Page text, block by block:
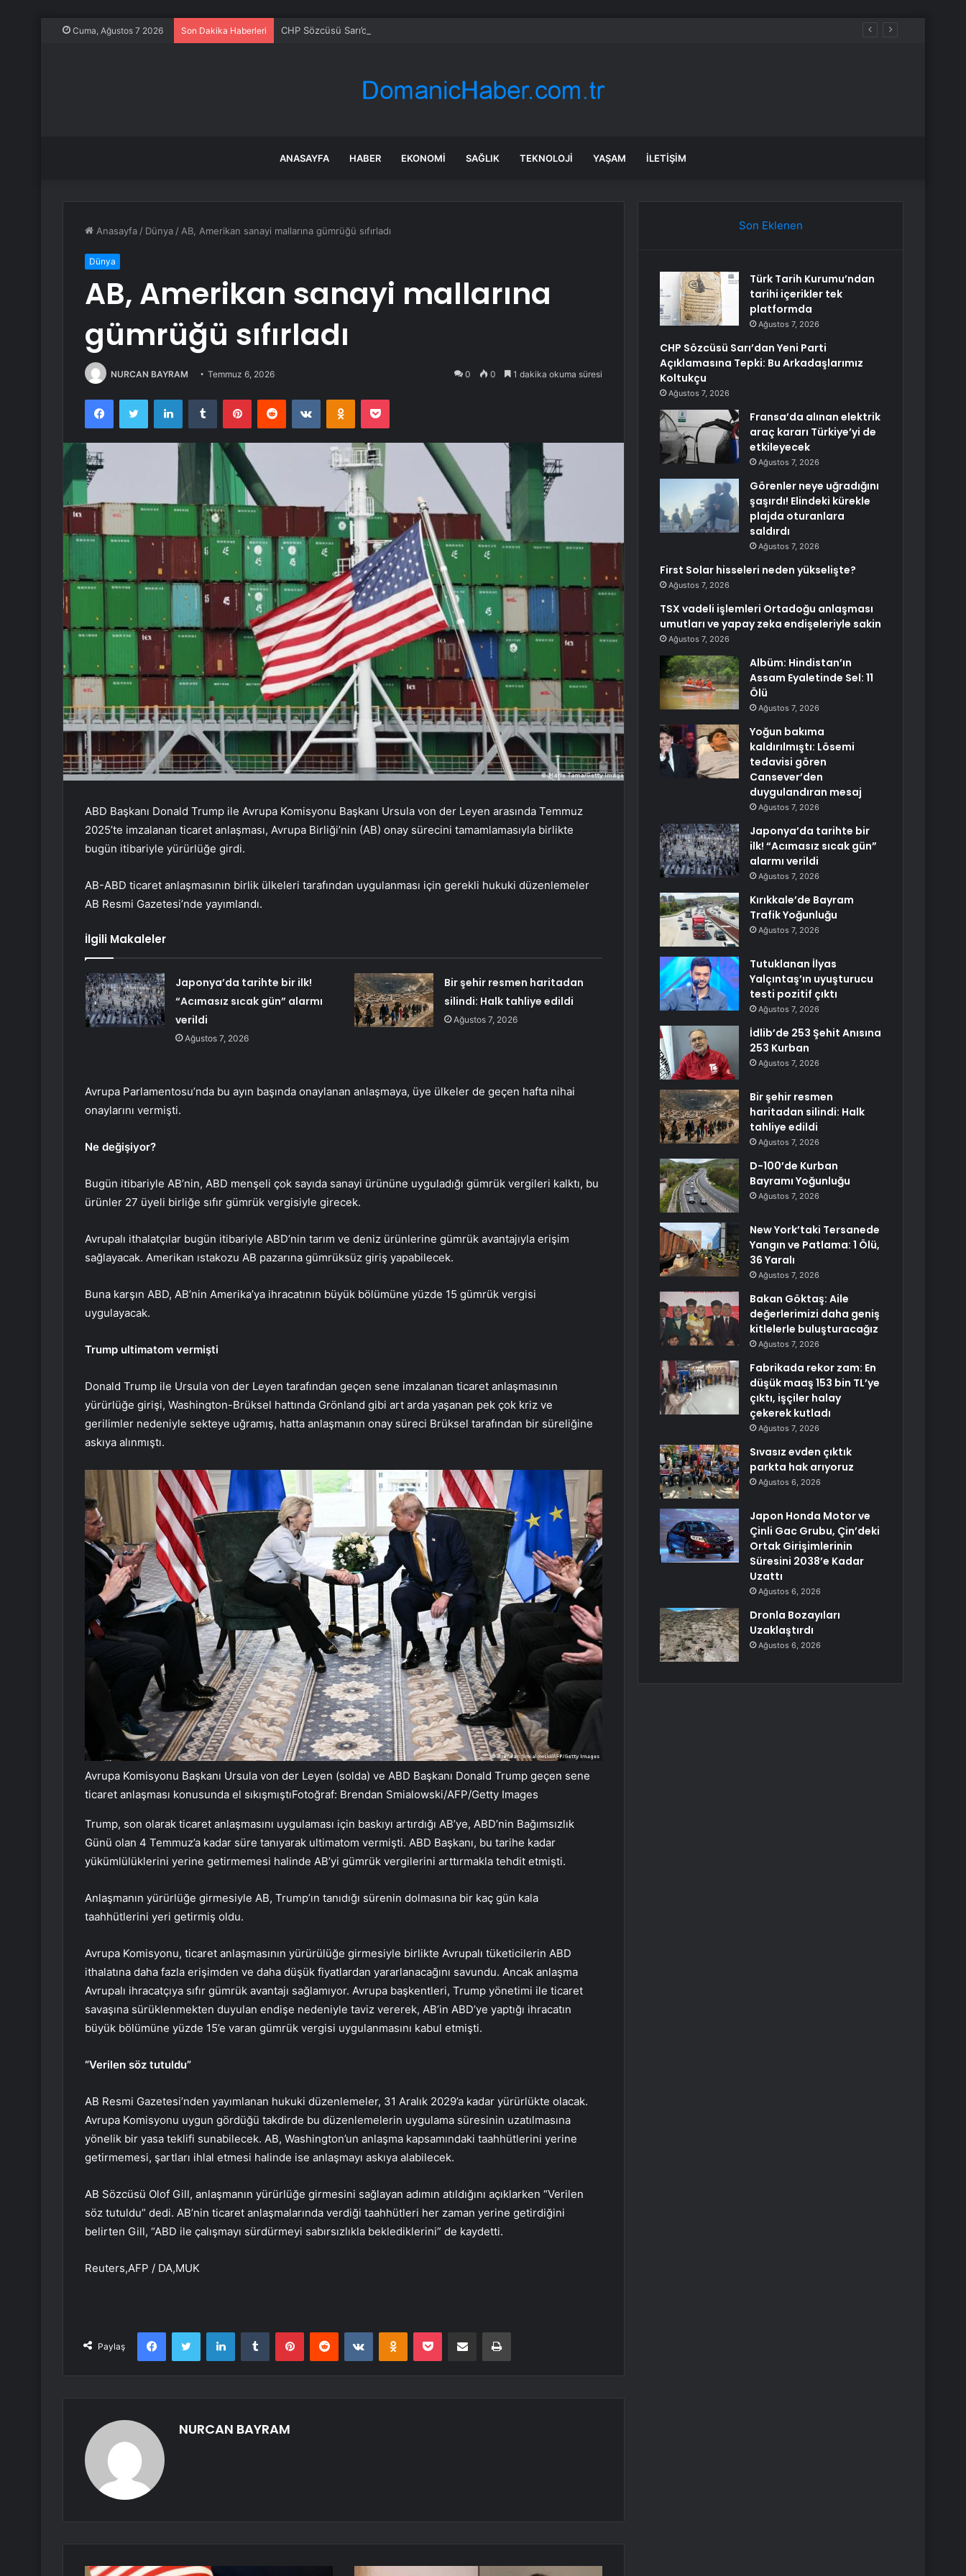
Cuma, Ağustos 7 2026 Son Dakika Haberleri CHP Sözcüsü Sarı’dan Yeni Parti Açıklamasına Tepki: Bu Arkadaşlarımız Koltukçu
ANASAYFA HABER EKONOMI SAĞLIK TEKNOLOJI YAŞAM İLETIŞIM
Anasayfa / Dünya / AB, Amerikan sanayi mallarına gümrüğü sıfırladı
Dünya
AB, Amerikan sanayi mallarına
gümrüğü sıfırladı
NURCAN BAYRAM Temmuz 6, 2026 0 0 1 dakika okuma süresi
FacebookTwitter LinkedInTumblr PinterestReddit VKontakteOdnoklassniki
Pocket
ABD Başkanı Donald Trump ile Avrupa Komisyonu Başkanı Ursula von der Leyen arasında Temmuz
2025’te imzalanan ticaret anlaşması, Avrupa Birliği’nin (AB) onay sürecini tamamlamasıyla birlikte
bugün itibariyle yürürlüğe girdi.
AB-ABD ticaret anlaşmasının birlik ülkeleri tarafından uygulanması için gerekli hukuki düzenlemeler
AB Resmi Gazetesi’nde yayımlandı.
İlgili Makaleler
Japonya’da tarihte bir ilk!
“Acımasız sıcak gün” alarmı
verildi
Ağustos 7, 2026
Bir şehir resmen haritadan
silindi: Halk tahliye edildi
Ağustos 7, 2026
Avrupa Parlamentosu’nda bu ayın başında onaylanan anlaşmaya, üye ülkeler de geçen hafta nihai
onaylarını vermişti.
Ne değişiyor?
Bugün itibariyle AB’nin, ABD menşeli çok sayıda sanayi ürününe uyguladığı gümrük vergileri kalktı, bu
ürünler 27 üyeli birliğe sıfır gümrük vergisiyle girecek.
Avrupalı ithalatçılar bugün itibariyle ABD’nin tarım ve deniz ürünlerine gümrük avantajıyla erişim
sağlayacak. Amerikan ıstakozu AB pazarına gümrüksüz giriş yapabilecek.
Buna karşın ABD, AB’nin Amerika’ya ihracatının büyük bölümüne yüzde 15 gümrük vergisi
uygulayacak.
Trump ultimatom vermişti
Donald Trump ile Ursula von der Leyen tarafından geçen sene imzalanan ticaret anlaşmasının
yürürlüğe girişi, Washington-Brüksel hattında Grönland gibi art arda yaşanan pek çok kriz ve
gerilimler nedeniyle sekteye uğramış, hatta anlaşmanın onay süreci Brüksel tarafından bir süreliğine
askıya alınmıştı.
Avrupa Komisyonu Başkanı Ursula von der Leyen (solda) ve ABD Başkanı Donald Trump geçen sene
ticaret anlaşması konusunda el sıkışmıştıFotoğraf: Brendan Smialowski/AFP/Getty Images
Trump, son olarak ticaret anlaşmasını uygulaması için baskıyı artırdığı AB’ye, ABD’nin Bağımsızlık
Günü olan 4 Temmuz’a kadar süre tanıyarak ultimatom vermişti. ABD Başkanı, bu tarihe kadar
yükümlülüklerini yerine getirmemesi halinde AB’yi gümrük vergilerini arttırmakla tehdit etmişti.
Anlaşmanın yürürlüğe girmesiyle AB, Trump’ın tanıdığı sürenin dolmasına bir kaç gün kala
taahhütlerini yeri getirmiş oldu.
Avrupa Komisyonu, ticaret anlaşmasının yürürülüğe girmesiyle birlikte Avrupalı tüketicilerin ABD
ithalatına daha fazla erişimden ve daha düşük fiyatlardan yararlanacağını savundu. Ancak anlaşma
Avrupalı ihracatçıya sıfır gümrük avantajı sağlamıyor. Avrupa başkentleri, Trump yönetimi ile ticaret
savaşına sürüklenmekten duyulan endişe nedeniyle taviz vererek, AB’in ABD’ye yaptığı ihracatın
büyük bölümüne yüzde 15’e varan gümrük vergisi uygulanmasını kabul etmişti.
“Verilen söz tutuldu”
AB Resmi Gazetesi’nden yayımlanan hukuki düzenlemeler, 31 Aralık 2029’a kadar yürürlükte olacak.
Avrupa Komisyonu uygun gördüğü takdirde bu düzenlemelerin uygulama süresinin uzatılmasına
yönelik bir yasa teklifi sunabilecek. AB, Washington’un anlaşma kapsamındaki taahhütlerini yerine
getirmemesi, şartları ihlal etmesi halinde ise anlaşmayı askıya alabilecek.
AB Sözcüsü Olof Gill, anlaşmanın yürürlüğe girmesini sağlayan adımın atıldığını açıklarken “Verilen
söz tutuldu” dedi. AB’nin ticaret anlaşmalarında verdiği taahhütleri her zaman yerine getirdiğini
belirten Gill, “ABD ile çalışmayı sürdürmeyi sabırsızlıkla beklediklerini” de kaydetti.
Reuters,AFP / DA,MUK
Paylaş
FacebookTwitter LinkedInTumblr PinterestReddit VKontakteOdnoklassniki
Pocket E-Posta ile paylaş Yazdır
NURCAN BAYRAM
Son Eklenen
Türk Tarih Kurumu’ndan
tarihi içerikler tek
platformda
Ağustos 7, 2026
CHP Sözcüsü Sarı’dan Yeni Parti
Açıklamasına Tepki: Bu Arkadaşlarımız
Koltukçu
Ağustos 7, 2026
Fransa’da alınan elektrik
araç kararı Türkiye’yi de
etkileyecek
Ağustos 7, 2026
Görenler neye uğradığını
şaşırdı! Elindeki kürekle
plajda oturanlara
saldırdı
Ağustos 7, 2026
First Solar hisseleri neden yükselişte?
Ağustos 7, 2026
TSX vadeli işlemleri Ortadoğu anlaşması
umutları ve yapay zeka endişeleriyle sakin
Ağustos 7, 2026
Albüm: Hindistan’ın
Assam Eyaletinde Sel: 11
Ölü
Ağustos 7, 2026
Yoğun bakıma
kaldırılmıştı: Lösemi
tedavisi gören
Cansever’den
duygulandıran mesaj
Ağustos 7, 2026
Japonya’da tarihte bir
ilk! “Acımasız sıcak gün”
alarmı verildi
Ağustos 7, 2026
Kırıkkale’de Bayram
Trafik Yoğunluğu
Ağustos 7, 2026
Tutuklanan İlyas
Yalçıntaş’ın uyuşturucu
testi pozitif çıktı
Ağustos 7, 2026
İdlib’de 253 Şehit Anısına
253 Kurban
Ağustos 7, 2026
Bir şehir resmen
haritadan silindi: Halk
tahliye edildi
Ağustos 7, 2026
D-100’de Kurban
Bayramı Yoğunluğu
Ağustos 7, 2026
New York’taki Tersanede
Yangın ve Patlama: 1 Ölü,
36 Yaralı
Ağustos 7, 2026
Bakan Göktaş: Aile
değerlerimizi daha geniş
kitlelerle buluşturacağız
Ağustos 7, 2026
Fabrikada rekor zam: En
düşük maaş 153 bin TL’ye
çıktı, işçiler halay
çekerek kutladı
Ağustos 7, 2026
Sıvasız evden çıktık
parkta hak arıyoruz
Ağustos 6, 2026
Japon Honda Motor ve
Çinli Gac Grubu, Çin’deki
Ortak Girişimlerinin
Süresini 2038’e Kadar
Uzattı
Ağustos 6, 2026
Dronla Bozayıları
Uzaklaştırdı
Ağustos 6, 2026